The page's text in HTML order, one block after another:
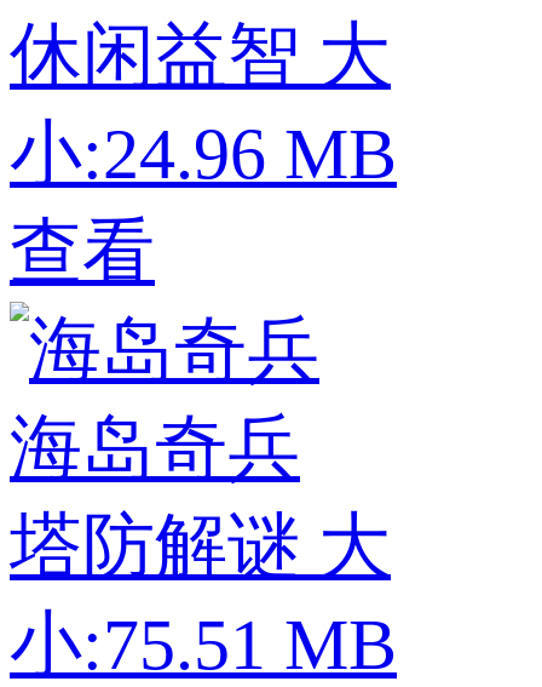
休闲益智 大
小:24.96 MB
查看
海岛奇兵
塔防解谜 大
小:75.51 MB